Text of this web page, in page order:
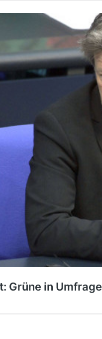
Grüne in